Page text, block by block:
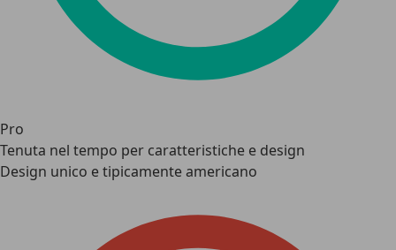
Pro
Tenuta nel tempo per caratteristiche e design
Design unico e tipicamente americano